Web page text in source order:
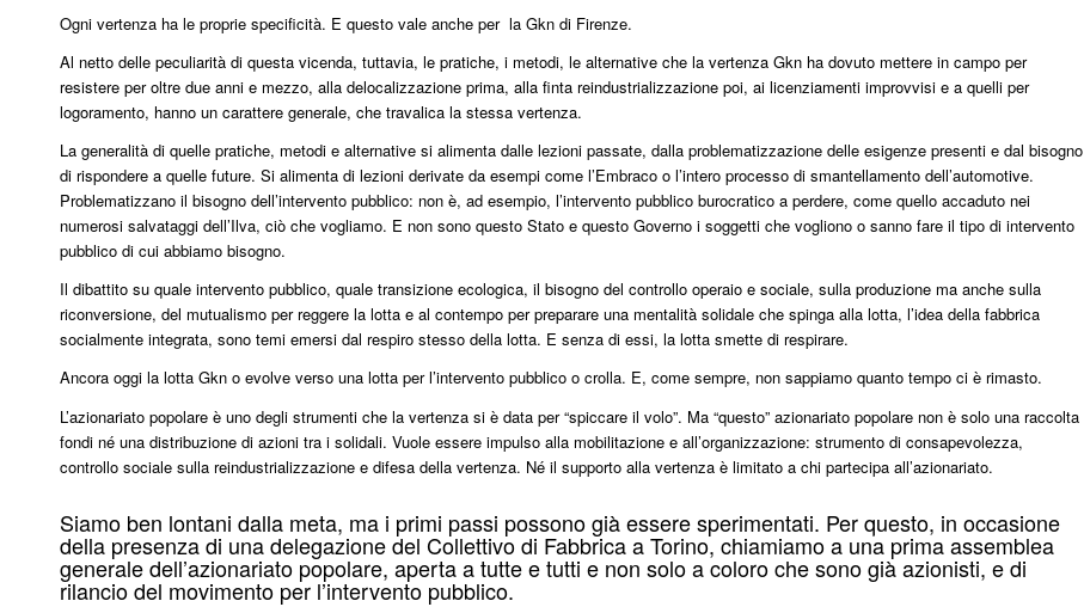
Ogni vertenza ha le proprie specificità. E questo vale anche per la Gkn di Firenze.
Al netto delle peculiarità di questa vicenda, tuttavia, le pratiche, i metodi, le alternative che la vertenza Gkn ha dovuto mettere in campo per
resistere per oltre due anni e mezzo, alla delocalizzazione prima, alla finta reindustrializzazione poi, ai licenziamenti improvvisi e a quelli per
logoramento, hanno un carattere generale, che travalica la stessa vertenza.
La generalità di quelle pratiche, metodi e alternative si alimenta dalle lezioni passate, dalla problematizzazione delle esigenze presenti e dal bisogno
di rispondere a quelle future. Si alimenta di lezioni derivate da esempi come l’Embraco o l’intero processo di smantellamento dell’automotive.
Problematizzano il bisogno dell’intervento pubblico: non è, ad esempio, l’intervento pubblico burocratico a perdere, come quello accaduto nei
numerosi salvataggi dell’Ilva, ciò che vogliamo. E non sono questo Stato e questo Governo i soggetti che vogliono o sanno fare il tipo di intervento
pubblico di cui abbiamo bisogno.
Il dibattito su quale intervento pubblico, quale transizione ecologica, il bisogno del controllo operaio e sociale, sulla produzione ma anche sulla
riconversione, del mutualismo per reggere la lotta e al contempo per preparare una mentalità solidale che spinga alla lotta, l’idea della fabbrica
socialmente integrata, sono temi emersi dal respiro stesso della lotta. E senza di essi, la lotta smette di respirare.
Ancora oggi la lotta Gkn o evolve verso una lotta per l’intervento pubblico o crolla. E, come sempre, non sappiamo quanto tempo ci è rimasto.
L’azionariato popolare è uno degli strumenti che la vertenza si è data per “spiccare il volo”. Ma “questo” azionariato popolare non è solo una raccolta
fondi né una distribuzione di azioni tra i solidali. Vuole essere impulso alla mobilitazione e all’organizzazione: strumento di consapevolezza,
controllo sociale sulla reindustrializzazione e difesa della vertenza. Né il supporto alla vertenza è limitato a chi partecipa all’azionariato.
Siamo ben lontani dalla meta, ma i primi passi possono già essere sperimentati. Per questo, in occasione
della presenza di una delegazione del Collettivo di Fabbrica a Torino, chiamiamo a una prima assemblea
generale dell’azionariato popolare, aperta a tutte e tutti e non solo a coloro che sono già azionisti, e di
rilancio del movimento per l’intervento pubblico.